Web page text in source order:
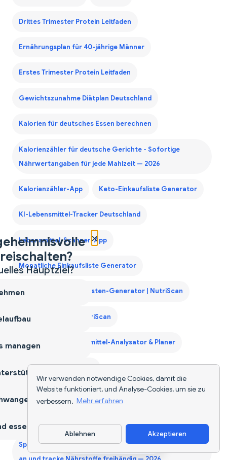
Wir verwenden notwendige Cookies, damit die
Website funktioniert, und Analyse-Cookies, um sie zu
verbessern. Mehr erfahren
Ablehnen Akzeptieren
Drittes Trimester Protein Leitfaden
Ernährungsplan für 40-jährige Männer
Erstes Trimester Protein Leitfaden
Gewichtszunahme Diätplan Deutschland
Kalorien für deutsches Essen berechnen
Kalorienzähler für deutsche Gerichte - Sofortige
Nährwertangaben für jede Mahlzeit — 2026
Kalorienzähler-App Keto-Einkaufsliste Generator
KI-Lebensmittel-Tracker Deutschland
Lebensmittel-Scanner-App
Monatliche Einkaufsliste Generator
Monatlicher Einkaufslisten-Generator | NutriScan
Muskelaufbau mit NutriScan
Nahrungsergänzungsmittel-Analysator & Planer
NutriScan für Diabetes
NutriScan für Gewichtsverlust NutriScan für PCOS
Sprachaktivierter Kalorienzähler - Sag deine Mahlzeiten
App herunterladen
×
Hauptziel?
managen
essen